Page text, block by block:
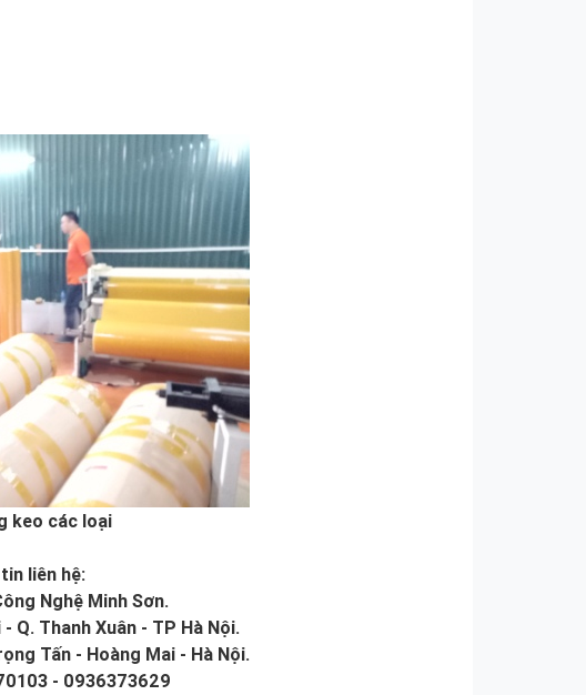
keo các loại
liên hệ:
Nghệ Minh Sơn.
Q. Thanh Xuân - TP Hà Nội.
Tấn - Hoàng Mai - Hà Nội.
- 0936373629